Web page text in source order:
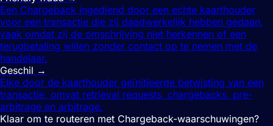
Een Chargeback ingediend door een echte kaarthouder
voor een transactie die zij daadwerkelijk hebben gedaan,
vaak omdat zij de omschrijving niet herkennen of een
terugbetaling willen zonder contact op te nemen met de
handelaar.
Geschil →
Elke door de kaarthouder geïnitieerde betwisting van een
transactie, omvat retrieval requests, chargebacks, pre-
arbitrage en arbitrage.
Klaar om te routeren met Chargeback-waarschuwingen?